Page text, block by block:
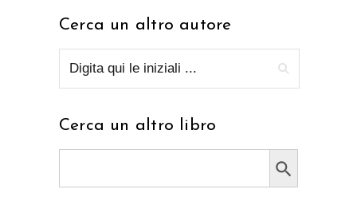
Cerca un altro autore
Cerca un altro libro
Search Button